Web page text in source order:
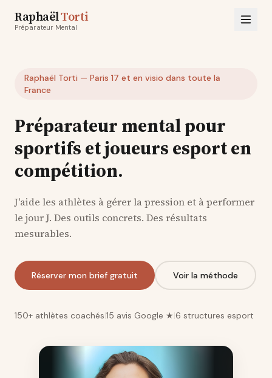
RaphaëlTorti
Préparateur Mental
Raphaël Torti — Paris 17 et en visio dans toute la
France
Préparateur mental pour
sportifs et joueurs esport en
compétition.
J'aide les athlètes à gérer la pression et à performer
le jour J. Des outils concrets. Des résultats
mesurables.
Réserver mon brief gratuit Voir la méthode
150+ athlètes coachés|15 avis Google ★|6 structures esport